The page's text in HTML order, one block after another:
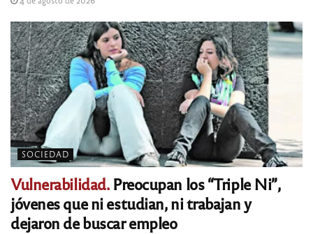
SOCIEDAD
Vulnerabilidad.Preocupan los “Triple Ni”,
jóvenes que ni estudian, ni trabajan y
dejaron de buscar empleo